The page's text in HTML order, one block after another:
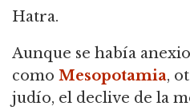
Hatra.
Aunque se había
como Mesopotamia,
judío, el declive de la